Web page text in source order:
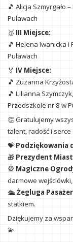
🎵 Alicja Szmyrgało
Puławach
🥉 III Miejsce:
🎵 Helena Iwanicka
Puławach
🏅 IV Miejsce:
🎵 Zuzanna
🎵 Lilianna
Przedszkole nr 8 w
👏 Gratulujemy
talent, radość i serce
💝Podziękowania
🎁 Prezydent
🎡 Magiczne
darmowe wejściówki,
🛳️Żegluga
statkiem.
Dziękujemy za
💫